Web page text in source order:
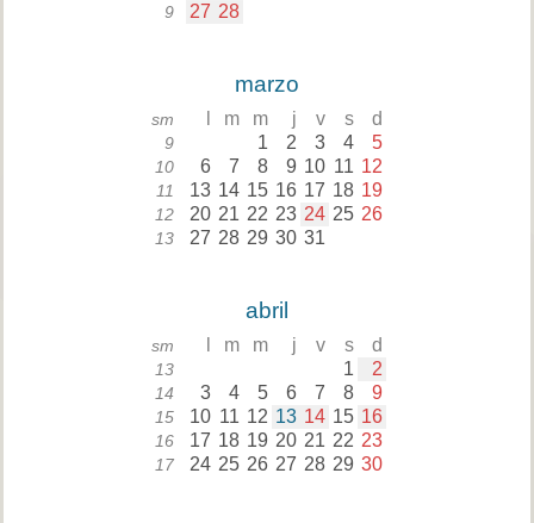
9 27 28
marzo
sm m m j v s d
9 1 2 3 4 5
10 6 7 8 9 10 11 12
11 13 14 15 16 17 18 19
12 20 21 22 23 24 25 26
13 27 28 29 30 31
abril
sm m m j v s d
13 1 2
14 3 4 5 6 7 8 9
15 10 11 12 13 14 15 16
16 17 18 19 20 21 22 23
17 24 25 26 27 28 29 30